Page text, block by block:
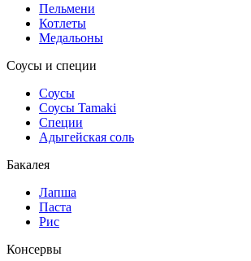
Пельмени
Котлеты
Медальоны
Соусы и специи
Соусы
Соусы Tamaki
Специи
Адыгейская соль
Бакалея
Лапша
Паста
Рис
Консервы